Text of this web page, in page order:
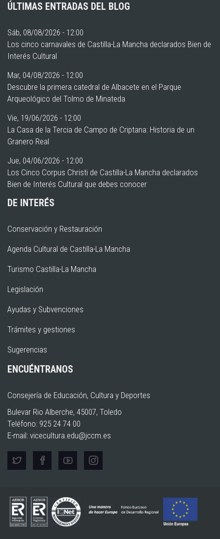
ÚLTIMAS ENTRADAS DEL BLOG
Sáb, 08/08/2026 - 12:00
Los cinco carnavales de Castilla-La Mancha declarados Bien de
Interés Cultural
Mar, 04/08/2026 - 12:00
Descubre la primera catedral de Albacete en el Parque
Arqueológico del Tolmo de Minateda
Vie, 19/06/2026 - 12:00
La Casa de la Tercia de Campo de Criptana: Historia de un
Granero Real
Jue, 04/06/2026 - 12:00
Los Cinco Corpus Christi de Castilla-La Mancha declarados
Bien de Interés Cultural que debes conocer
DE INTERÉS
Conservación y Restauración
Agenda Cultural de Castilla-La Mancha
Turismo Castilla-La Mancha
Legislación
Ayudas y Subvenciones
Trámites y gestiones
Sugerencias
ENCUÉNTRANOS
Consejería de Educación, Cultura y Deportes
Bulevar Rio Alberche, 45007, Toledo
Teléfono: 925 24 74 00
E-mail: vicecultura.edu@jccm.es